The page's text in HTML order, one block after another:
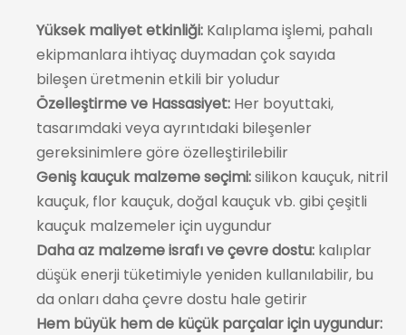
Yüksek maliyet etkinliği: Kalıplama işlemi, pahalı
ekipmanlara ihtiyaç duymadan çok sayıda
bileşen üretmenin etkili bir yoludur
Özelleştirme ve Hassasiyet: Her boyuttaki,
tasarımdaki veya ayrıntıdaki bileşenler
gereksinimlere göre özelleştirilebilir
Geniş kauçuk malzeme seçimi:silikon kauçuk, nitril
kauçuk, flor kauçuk, doğal kauçuk vb. gibi çeşitli
kauçuk malzemeler için uygundur
Daha az malzeme israfı ve çevre dostu: kalıplar
düşük enerji tüketimiyle yeniden kullanılabilir, bu
da onları daha çevre dostu hale getirir
Hem büyük hem de küçük parçalar için uygundur: